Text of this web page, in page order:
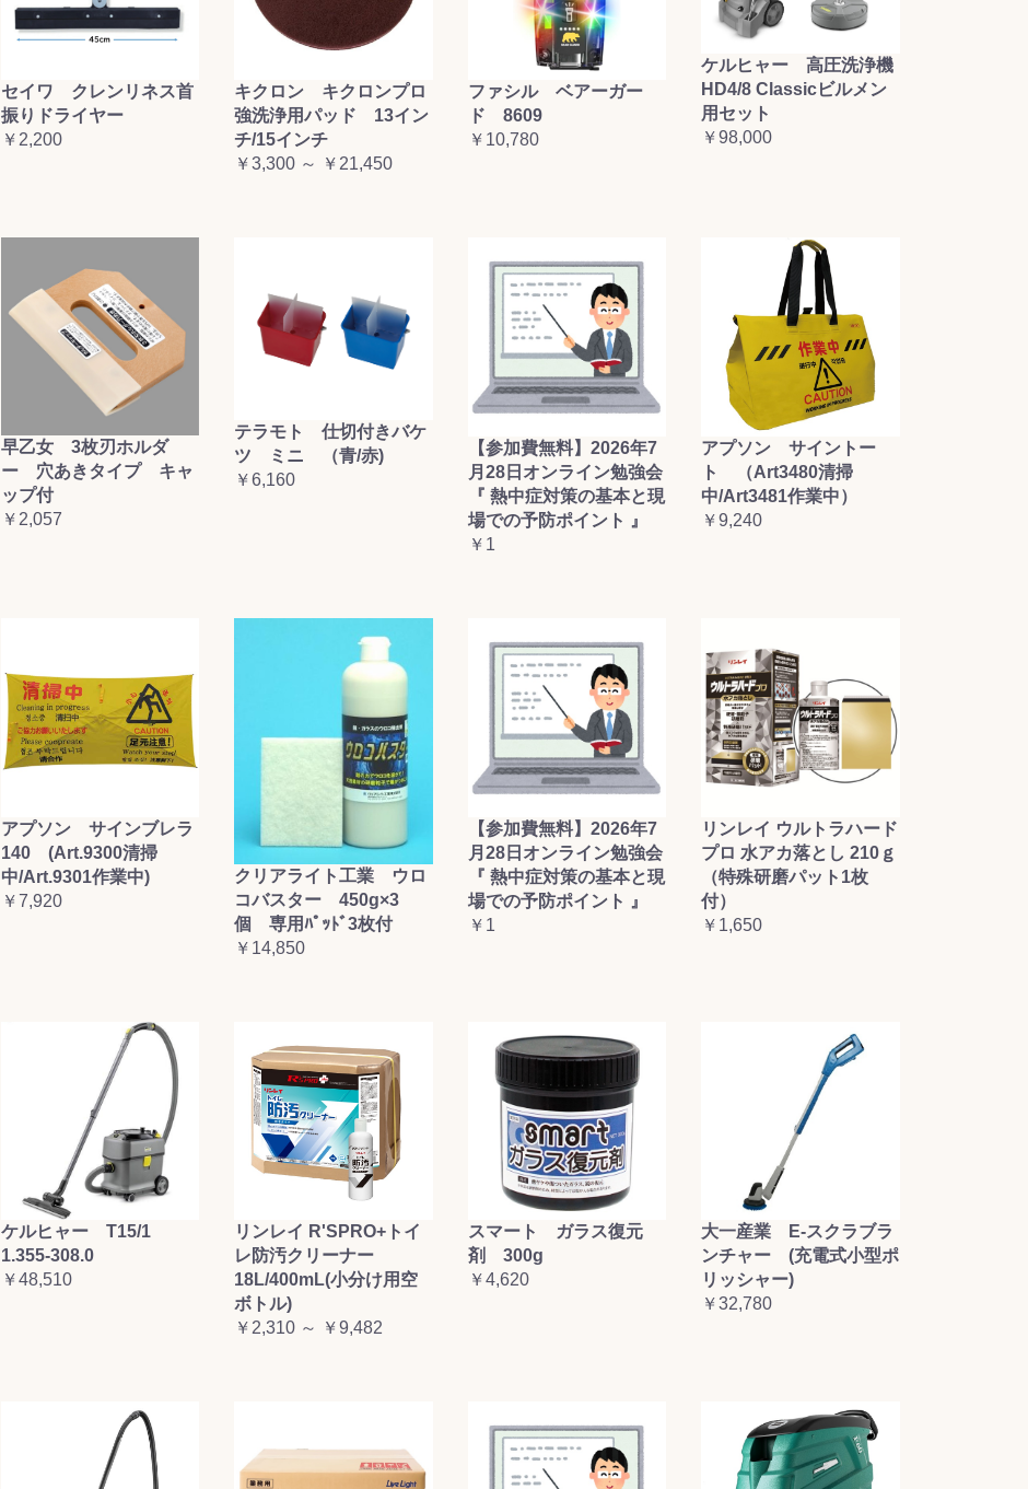
お買い物を続ける カートへ進む
セイワ クレンリネス首
振りドライヤー
￥2,200
キクロン キクロンプロ
強洗浄用パッド 13イン
チ/15インチ
￥3,300 ～ ￥21,450
ファシル ベアーガー
ド 8609
￥10,780
ケルヒャー 高圧洗浄機
HD4/8 Classicビルメン
用セット
￥98,000
早乙女 3枚刃ホルダ
ー 穴あきタイプ キャ
ップ付
￥2,057
テラモト 仕切付きバケ
ツ ミニ （青/赤)
￥6,160
【参加費無料】2026年7
月28日オンライン勉強会
『 熱中症対策の基本と現
場での予防ポイント 』
￥1
アプソン サイントー
ト （Art3480清掃
中/Art3481作業中）
￥9,240
アプソン サインブレラ
140 (Art.9300清掃
中/Art.9301作業中)
￥7,920
クリアライト工業 ウロ
コバスター 450g×3
個 専用ﾊﾟｯﾄﾞ3枚付
￥14,850
【参加費無料】2026年7
月28日オンライン勉強会
『 熱中症対策の基本と現
場での予防ポイント 』
￥1
リンレイ ウルトラハード
プロ 水アカ落とし 210ｇ
（特殊研磨パット1枚
付）
￥1,650
ケルヒャー T15/1
1.355-308.0
￥48,510
リンレイ R'SPRO+トイ
レ防汚クリーナー
18L/400mL(小分け用空
ボトル)
￥2,310 ～ ￥9,482
スマート ガラス復元
剤 300g
￥4,620
大一産業 E-スクラブラ
ンチャー (充電式小型ポ
リッシャー)
￥32,780